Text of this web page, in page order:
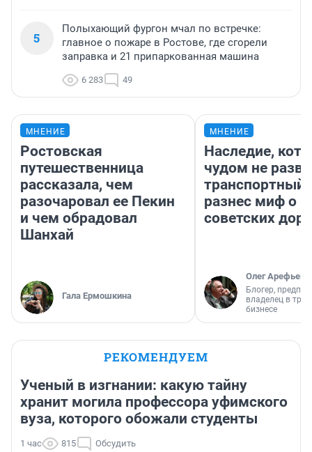
5
Полыхающий фургон мчал по встречке:
главное о пожаре в Ростове, где сгорели
заправка и 21 припаркованная машина
6 283 49
МНЕНИЕ
Ростовская
путешественница
рассказала, чем
разочаровал ее Пекин
и чем обрадовал
Шанхай
Гала Ермошкина
МНЕНИЕ
Наследие,
чудом не
транспортный
разнес миф о
советских
Олег Арефьев
Блогер,
владелец в
бизнесе
РЕКОМЕНДУЕМ
Ученый в изгнании: какую тайну
хранит могила профессора уфимского
вуза, которого обожали студенты
1 час 815 Обсудить